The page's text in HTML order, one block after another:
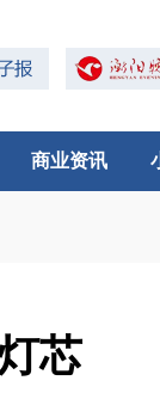
商业资讯
芯